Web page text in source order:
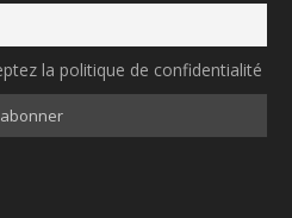
la politique de confidentialité